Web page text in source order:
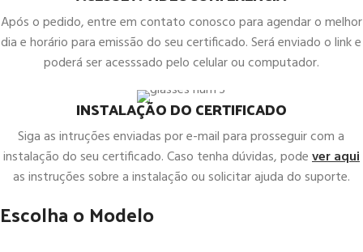
Após o pedido, entre em contato conosco para agendar o melhor
dia e horário para emissão do seu certificado. Será enviado o link e
poderá ser acesssado pelo celular ou computador.
INSTALAÇÃO DO CERTIFICADO
Siga as intruções enviadas por e-mail para prosseguir com a
instalação do seu certificado. Caso tenha dúvidas, podever aqui
as instruções sobre a instalação ou solicitar ajuda do suporte.
Escolha o Modelo